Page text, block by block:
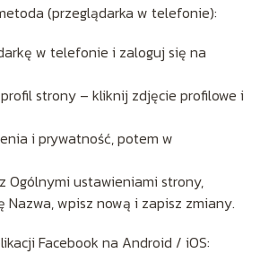
(przeglądarka w telefonie):
w telefonie i zaloguj się na
strony – kliknij zdjęcie profilowe i
i prywatność, potem w
Ogólnymi ustawieniami strony,
Nazwa, wpisz nową i zapisz zmiany.
Facebook na Android / iOS: